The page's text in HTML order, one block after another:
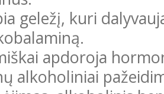
geležį, kuri
apdoroja
alkoholiniai